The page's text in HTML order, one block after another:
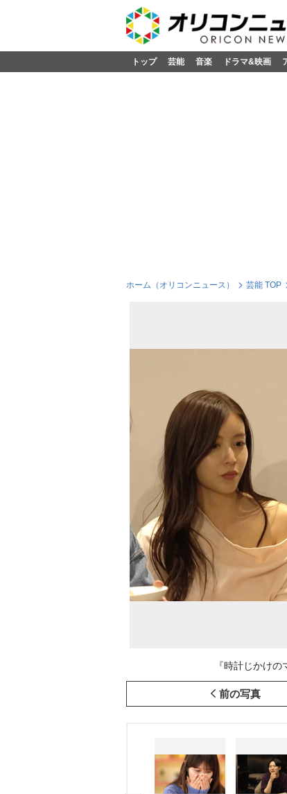
トップ 芸能 音楽 ドラマ&映画
ホーム（オリコンニュース） 芸能 TOP
『時計じかけ
前の写真